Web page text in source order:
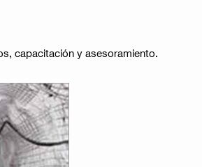
capacitación y asesoramiento.